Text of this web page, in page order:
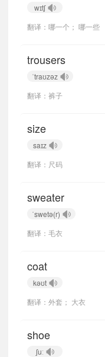
wɪtʃ
翻译：哪一个； 哪一些
trousers
ˈtraʊzəz
翻译：裤子
size
saɪz
翻译：尺码
sweater
ˈswetə(r)
翻译：毛衣
coat
kəʊt
翻译：外套； 大衣
shoe
ʃuː